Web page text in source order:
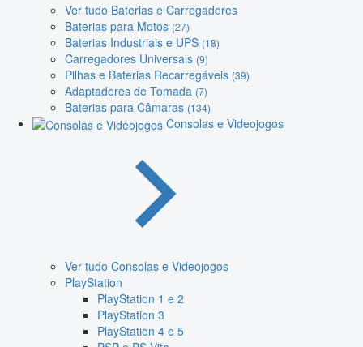
Ver tudo Baterias e Carregadores
Baterias para Motos (27)
Baterias Industriais e UPS (18)
Carregadores Universais (9)
Pilhas e Baterias Recarregáveis (39)
Adaptadores de Tomada (7)
Baterias para Câmaras (134)
Consolas e Videojogos
Ver tudo Consolas e Videojogos
PlayStation
PlayStation 1 e 2
PlayStation 3
PlayStation 4 e 5